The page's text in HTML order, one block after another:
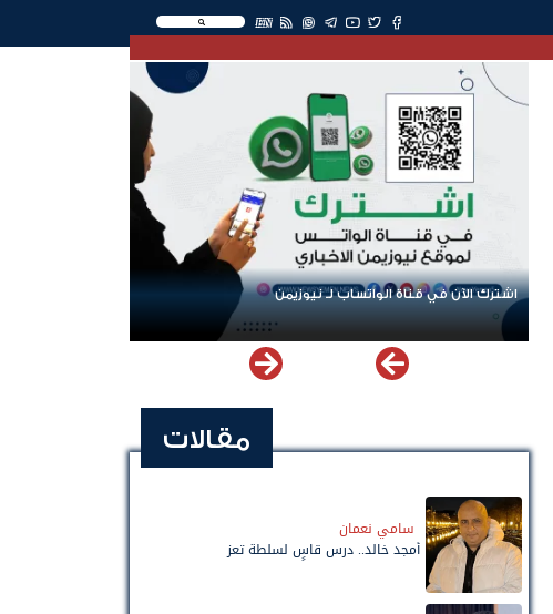
EN
اشترك الآن في قناة الواتساب لـ نيوزيمن
مقالات
سامي نعمان
أمجد خالد.. درس قاسٍ لسلطة تعز